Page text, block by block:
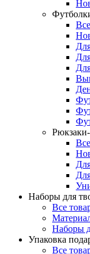
Наборы для
Все
Наборы
Упаковка
Все